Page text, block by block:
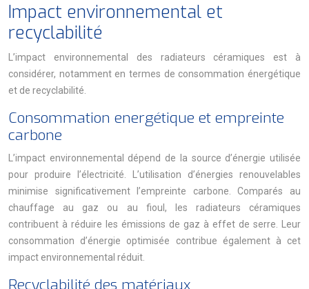
Impact environnemental et
recyclabilité
L’impact environnemental des radiateurs céramiques est à
considérer, notamment en termes de consommation énergétique
et de recyclabilité.
Consommation energétique et empreinte
carbone
L’impact environnemental dépend de la source d’énergie utilisée
pour produire l’électricité. L’utilisation d’énergies renouvelables
minimise significativement l’empreinte carbone. Comparés au
chauffage au gaz ou au fioul, les radiateurs céramiques
contribuent à réduire les émissions de gaz à effet de serre. Leur
consommation d’énergie optimisée contribue également à cet
impact environnemental réduit.
Recyclabilité des matériaux